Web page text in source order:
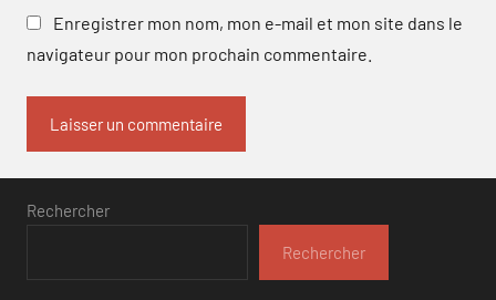
Enregistrer mon nom, mon e-mail et mon site dans le
navigateur pour mon prochain commentaire.
Rechercher
Rechercher